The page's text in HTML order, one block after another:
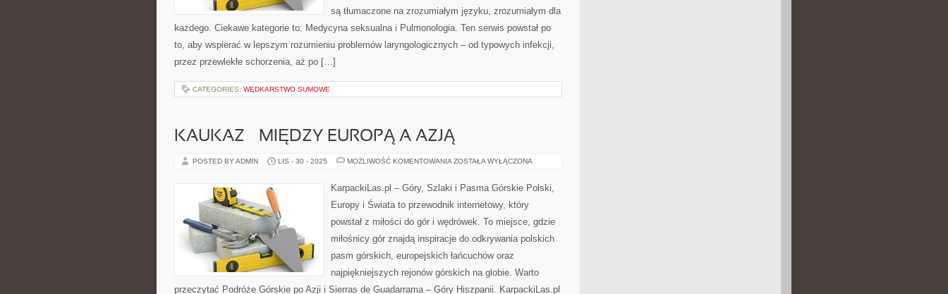
są tłumaczone na zrozumiałym języku, zrozumiałym dla
każdego. Ciekawe kategorie to: Medycyna seksualna i Pulmonologia. Ten serwis powstał po
to, aby wspierać w lepszym rozumieniu problemów laryngologicznych – od typowych infekcji,
przez przewlekłe schorzenia, aż po […]
CATEGORIES: WĘDKARSTWO SUMOWE
KAUKAZ – MIĘDZY EUROPĄ A AZJĄ
POSTED BY ADMIN LIS - 30 - 2025 MOŻLIWOŚĆ KOMENTOWANIA KAUKAZ
EUROPĄ
A
ZOSTAŁA WYŁĄCZONA
KarpackiLas.pl – Góry, Szlaki i Pasma Górskie Polski,
Europy i Świata to przewodnik internetowy, który
powstał z miłości do gór i wędrówek. To miejsce, gdzie
miłośnicy gór znajdą inspiracje do odkrywania polskich
pasm górskich, europejskich łańcuchów oraz
najpiękniejszych rejonów górskich na globie. Warto
przeczytać Podróże Górskie po Azji i Sierras de Guadarrama – Góry Hiszpanii. KarpackiLas.pl